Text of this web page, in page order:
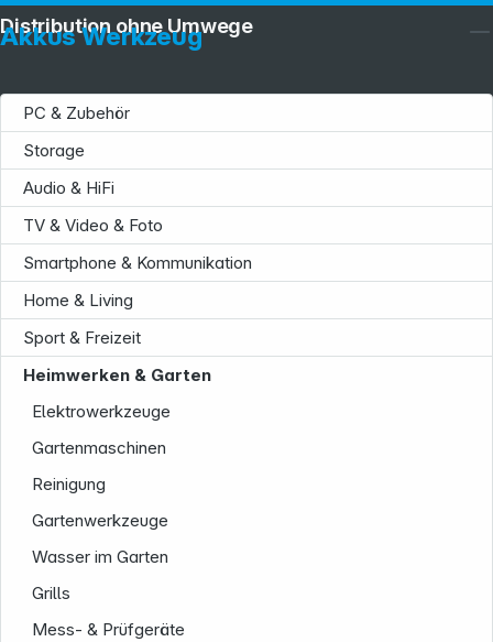
Akkus Werkzeug
PC & Zubehör
Storage
Audio & HiFi
TV & Video & Foto
Smartphone & Kommunikation
Home & Living
Sport & Freizeit
Heimwerken & Garten
Elektrowerkzeuge
Gartenmaschinen
Reinigung
Gartenwerkzeuge
Wasser im Garten
Grills
Mess- & Prüfgeräte
Distribution ohne Umwege